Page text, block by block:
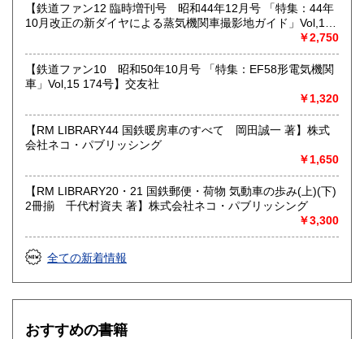
【鉄道ファン12 臨時増刊号 昭和44年12月号 「特集：44年
10月改正の新ダイヤによる蒸気機関車撮影地ガイド」Vol,19
￥2,750
【鉄道ファン10 昭和50年10月号 「特集：EF58形電気機関
車」Vol,15 174号】交友社
￥1,320
【RM LIBRARY44 国鉄暖房車のすべて 岡田誠一 著】株式
会社ネコ・パブリッシング
￥1,650
【RM LIBRARY20・21 国鉄郵便・荷物 気動車の歩み(上)(下)
2冊揃 千代村資夫 著】株式会社ネコ・パブリッシング
￥3,300
全ての新着情報
おすすめの書籍